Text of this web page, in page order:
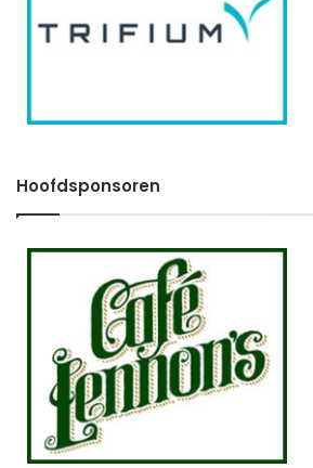
Hoofdsponsoren